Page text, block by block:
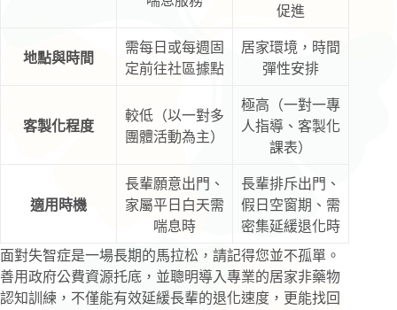
促進
地點與時間
需每日或每週固
定前往社區據點
居家環境，時間
彈性安排
客製化程度
較低（以一對多
團體活動為主）
極高（一對一專
人指導、客製化
課表）
適用時機
長輩願意出門、
家屬平日白天需
喘息時
長輩排斥出門、
假日空窗期、需
密集延緩退化時
面對失智症是一場長期的馬拉松，請記得您並不孤單。
善用政府公費資源托底，並聰明導入專業的居家非藥物
認知訓練，不僅能有效延緩長輩的退化速度，更能找回